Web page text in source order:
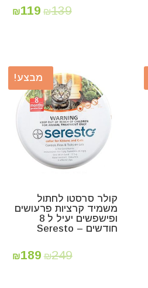
₪139
₪119
מבצע!
קולר סרסטו לחתול
משמיד קרציות פרעושים
ופישפשים יעיל ל 8
חודשים – Seresto
₪249
₪189